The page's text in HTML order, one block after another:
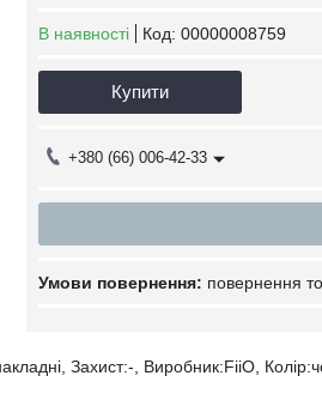
В наявності Код: 00000008759
Купити
+380 (66) 006-42-33
повернення
Захист:-, Виробник:FiiO,